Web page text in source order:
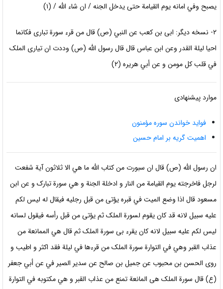
يصبح وفي امانه يوم القيامة حتى يدخل الجنه / ان شاء الله / (۱)
۲- نسخه دیگر: ابی بن کعب عن النبي (ص) قال من قرء سورة تباری فکانما
احيا ليلة القدر وعن ابن عباس قال قال رسول الله (ص) وددت ان تیاری الملک
في قلب كل مومن و عن أبي هريره (۲)
موارد پیشنهادی
فواید خواندن سوره مؤمنون
اهمیت گریه بر امام حسین
ان رسول الله (ص) قال ان سبورت من كتاب الله ما هي الا ثلاثون آية شفعت
لرجل فاخرجته يوم القيامة من النار و ادخلة الجنة و هي سورة تبارک و عن ابن
مسعود قال اذا وضع الميت في قبره يؤتى من قبل رجليه فيقال له ليس لكم
عليه سبيل لانه قد كان يقوم لسورة الملک ثم يؤتى من قبل رأسه فيقول لسانه
ليس لكم عليه سبيل لانه كان يقرء بی سورة الملک ثم قال هي الممانعة من
عذاب القبر وهي في التوارة سورة الملک من قرءها في ليلة فقد اكثر و اطیب و
روی الحسن بن محبوب عن جمیل بن صالح عن سدير الصير في عن أبي جعفر
(ع) قال سورة الملک هی المانعة تمنع من عذاب القبر و هي مكتوبه في التوارة